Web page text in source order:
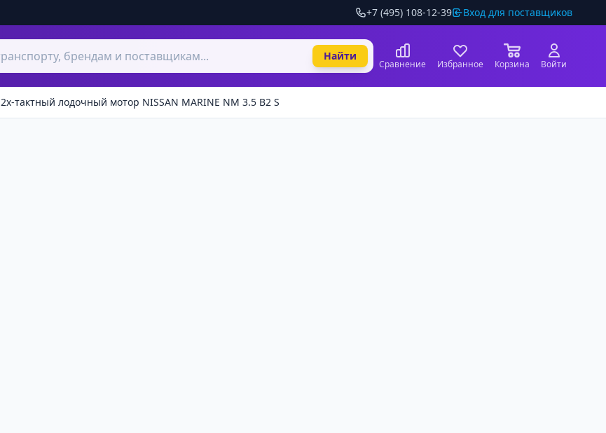
+7 (495) 108-12-39 Вход для поставщиков
Найти
Сравнение Избранное Корзина Войти
2х-тактный лодочный мотор NISSAN MARINE NM 3.5 B2 S